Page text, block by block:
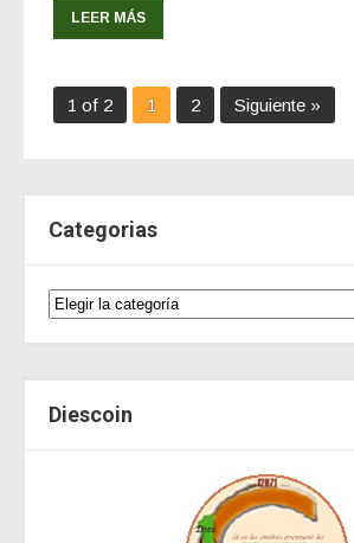
LEER MÁS
1 of 2 1 2 Siguiente »
Categorias
Diescoin